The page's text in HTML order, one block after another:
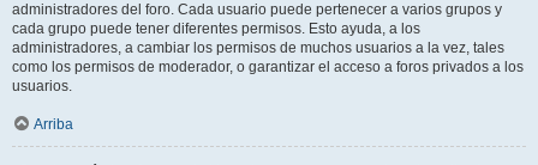
administradores del foro. Cada usuario puede pertenecer a varios grupos y
cada grupo puede tener diferentes permisos. Esto ayuda, a los
administradores, a cambiar los permisos de muchos usuarios a la vez, tales
como los permisos de moderador, o garantizar el acceso a foros privados a los
usuarios.
Arriba